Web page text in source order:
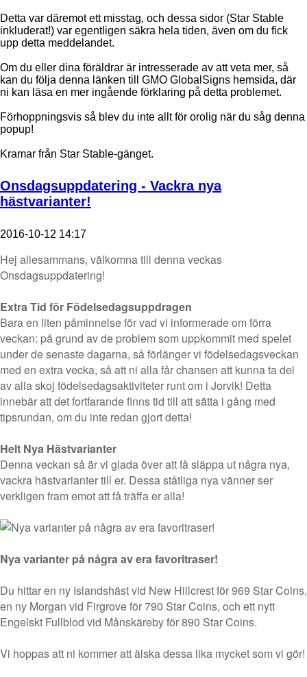
Detta var däremot ett misstag, och dessa sidor (Star Stable
inkluderat!) var egentligen säkra hela tiden, även om du fick
upp detta meddelandet.
Om du eller dina föräldrar är intresserade av att veta mer, så
kan du följa denna länken till GMO GlobalSigns hemsida, där
ni kan läsa en mer ingående förklaring på detta problemet.
Förhoppningsvis så blev du inte allt för orolig när du såg denna
popup!
Kramar från Star Stable-gänget.
Onsdagsuppdatering - Vackra nya
hästvarianter!
2016-10-12 14:17
Hej allesammans, välkomna till denna veckas
Onsdagsuppdatering!
Extra Tid för Födelsedagsuppdragen
Bara en liten påminnelse för vad vi informerade om förra
veckan: på grund av de problem som uppkommit med spelet
under de senaste dagarna, så förlänger vi födelsedagsveckan
med en extra vecka, så att ni alla får chansen att kunna ta del
av alla skoj födelsedagsaktiviteter runt om i Jorvik! Detta
innebär att det fortfarande finns tid till att sätta i gång med
tipsrundan, om du inte redan gjort detta!
Helt Nya Hästvarianter
Denna veckan så är vi glada över att få släppa ut några nya,
vackra hästvarianter till er. Dessa ståtliga nya vänner ser
verkligen fram emot att få träffa er alla!
Nya varianter på några av era favoritraser!
Du hittar en ny Islandshäst vid New Hillcrest för 969 Star Coins,
en ny Morgan vid Firgrove för 790 Star Coins, och ett nytt
Engelskt Fullblod vid Månskäreby för 890 Star Coins.
Vi hoppas att ni kommer att älska dessa lika mycket som vi gör!